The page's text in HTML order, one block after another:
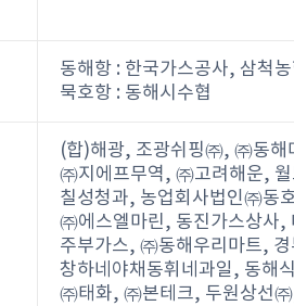
동해항 : 한국가스공사, 삼척
묵호항 : 동해시수협
(합)해광, 조광쉬핑㈜, ㈜동
㈜지에프무역, ㈜고려해운,
칠성청과, 농업회사법인㈜동
㈜에스엘마린, 동진가스상사
주부가스, ㈜동해우리마트,
창하네야채동휘네과일, 동해
㈜태화, ㈜본테크, 두원상선